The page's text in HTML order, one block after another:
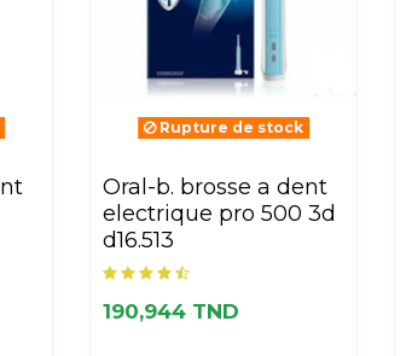
Rupture de stock
oral-b. brosse a dent
electrique pro 500 3d
d16.513
190,944 TND